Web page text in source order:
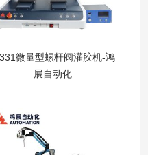
微量型螺杆阀灌胶机-鸿
展自动化